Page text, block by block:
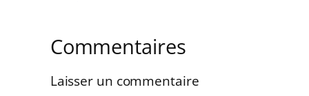
Commentaires
Laisser un commentaire